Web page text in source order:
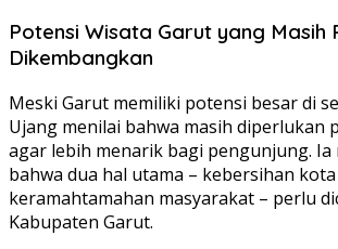
Potensi Wisata Garut yang Masih
Dikembangkan
Meski Garut memiliki potensi besar di
Ujang menilai bahwa masih diperlukan
agar lebih menarik bagi pengunjung. Ia
bahwa dua hal utama – kebersihan
keramahtamahan masyarakat – perlu
Kabupaten Garut.